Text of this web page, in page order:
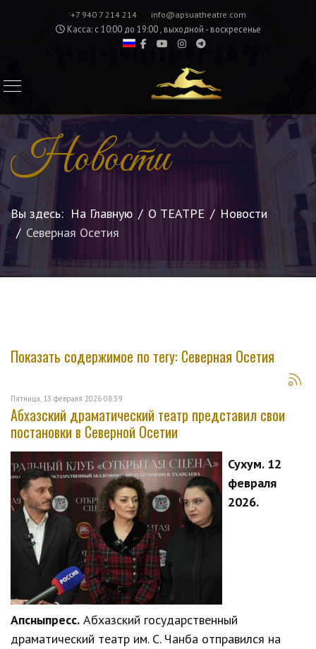
+7 940 7 214 214 info@apsuatheatre.com
Касса: с 10:00 до 19:00 , выходной - воскресенье
Новости
Вы здесь: На Главную О ТЕАТРЕ
Новости
Северная Осетия
Показать содержимое по тегу: Северная Осетия
Пятница, 13 февраля 2026 08:39
Абхазский драматический театр представил свои
постановки в Северной Осетии
Сухум. 12
февраля
2026.
Апсныпресс. Абхазский государственный
драматический театр им. С. Чанба отправился на